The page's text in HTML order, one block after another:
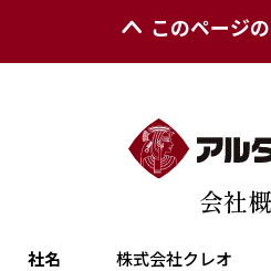
このページ
会社
社名
株式会社クレオ